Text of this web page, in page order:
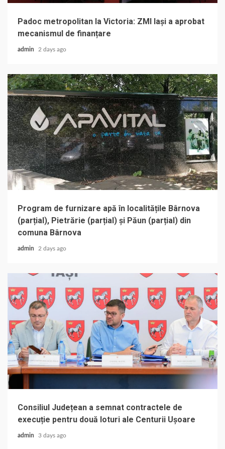
Padoc metropolitan la Victoria: ZMI Iași a aprobat
mecanismul de finanțare
admin 2 days ago
Program de furnizare apă în localitățile Bârnova
(parțial), Pietrărie (parțial) și Păun (parțial) din
comuna Bârnova
admin 2 days ago
Consiliul Județean a semnat contractele de
execuție pentru două loturi ale Centurii Ușoare
admin 3 days ago